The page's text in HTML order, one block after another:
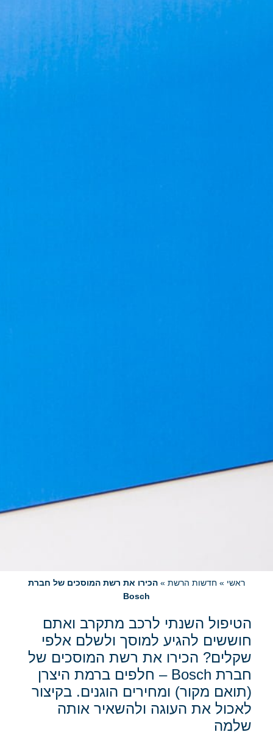
ראשי » חדשות הרשת » הכירו את רשת המוסכים של חברת
Bosch
הטיפול השנתי לרכב מתקרב ואתם
חוששים להגיע למוסך ולשלם אלפי
שקלים? הכירו את רשת המוסכים של
חברת Bosch – חלפים ברמת היצרן
(תואם מקור) ומחירים הוגנים. בקיצור
לאכול את העוגה ולהשאיר אותה
שלמה